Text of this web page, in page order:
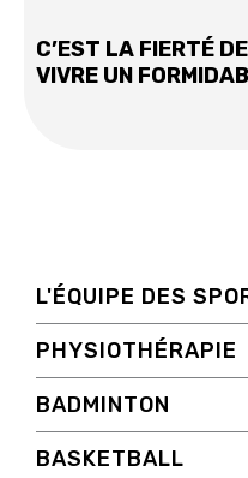
C’EST LA FIERTÉ
VIVRE UN
L'ÉQUIPE DES
PHYSIOTHÉRAPIE
BADMINTON
BASKETBALL